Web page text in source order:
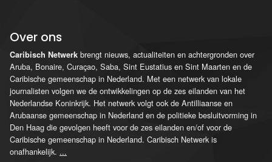
Over ons
Caribisch Netwerk brengt nieuws, actualiteiten en achtergronden over
Aruba, Bonaire, Curaçao, Saba, Sint Eustatius en Sint Maarten en de
Caribische gemeenschap in Nederland. Met een netwerk van lokale
journalisten volgen we de ontwikkelingen op de zes eilanden van het
Nederlandse Koninkrijk. Het netwerk volgt ook de Antilliaanse en
Arubaanse gemeenschap in Nederland en de politieke besluitvorming in
Den Haag die gevolgen heeft voor de zes eilanden en/of voor de
Caribische gemeenschap in Nederland. Caribisch Netwerk is
onafhankelijk. ...